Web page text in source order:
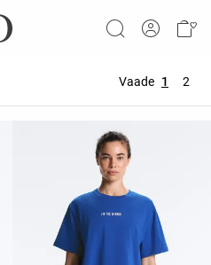
Vaade 1 2